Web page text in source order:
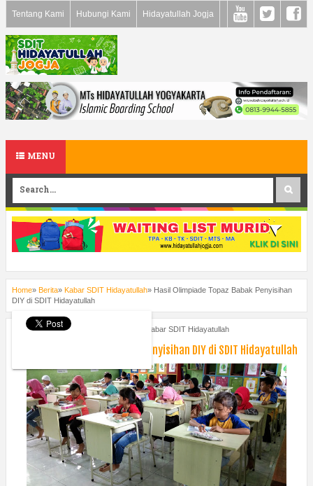
Tentang Kami Hubungi Kami Hidayatullah Jogja
MENU
Home» Berita» Kabar SDIT Hidayatullah» Hasil Olimpiade Topaz Babak Penyisihan
DIY di SDIT Hidayatullah
Sunday, March 31, 2019 Kabar SDIT Hidayatullah
Hasil Olimpiade Topaz Babak Penyisihan DIY di SDIT Hidayatullah